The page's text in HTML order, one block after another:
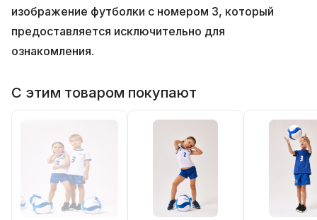
изображение футболки с номером 3, который
предоставляется исключительно для
ознакомления.
С этим товаром покупают